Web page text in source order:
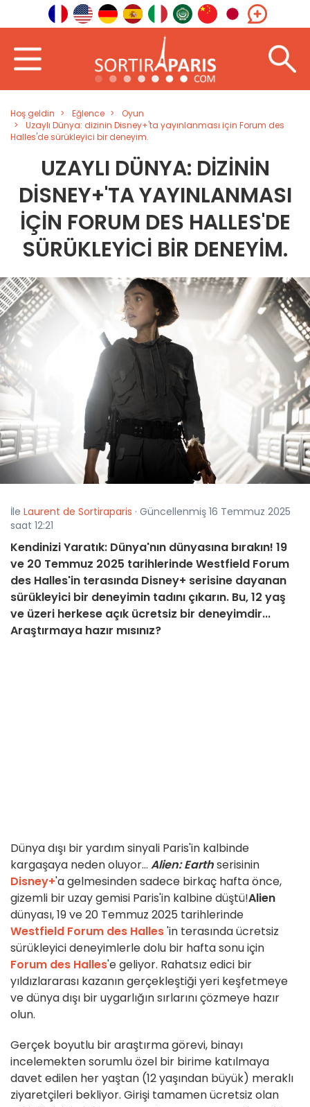
Hoş geldin Eğlence
Oyun
Uzaylı Dünya: dizinin Disney+'ta yayınlanması için Forum des
Halles'de sürükleyici bir deneyim.
UZAYLI DÜNYA: DIZININ
DISNEY+'TA YAYINLANMASI
IÇIN FORUM DES HALLES'DE
SÜRÜKLEYICI BIR DENEYIM.
İle Laurent de Sortiraparis · Güncellenmiş 16 Temmuz 2025
saat 12:21
Kendinizi Yaratık: Dünya'nın dünyasına bırakın! 19
ve 20 Temmuz 2025 tarihlerinde Westfield Forum
des Halles'in terasında Disney+ serisine dayanan
sürükleyici bir deneyimin tadını çıkarın. Bu, 12 yaş
ve üzeri herkese açık ücretsiz bir deneyimdir...
Araştırmaya hazır mısınız?
Dünya dışı bir yardım sinyali Paris'in kalbinde
kargaşaya neden oluyor... Alien: Earthserisinin
Disney+'a gelmesinden sadece birkaç hafta önce,
gizemli bir uzay gemisi Paris'in kalbine düştü!Alien
dünyası, 19 ve 20 Temmuz 2025 tarihlerinde
Westfield Forum des Halles'in terasında ücretsiz
sürükleyici deneyimlerle dolu bir hafta sonu için
Forum des Halles'e geliyor. Rahatsız edici bir
yıldızlararası kazanın gerçekleştiği yeri keşfetmeye
ve dünya dışı bir uygarlığın sırlarını çözmeye hazır
olun.
Gerçek boyutlu bir araştırma görevi, binayı
incelemekten sorumlu özel bir birime katılmaya
davet edilen her yaştan (12 yaşından büyük) meraklı
ziyaretçileri bekliyor. Girişi tamamen ücretsiz olan